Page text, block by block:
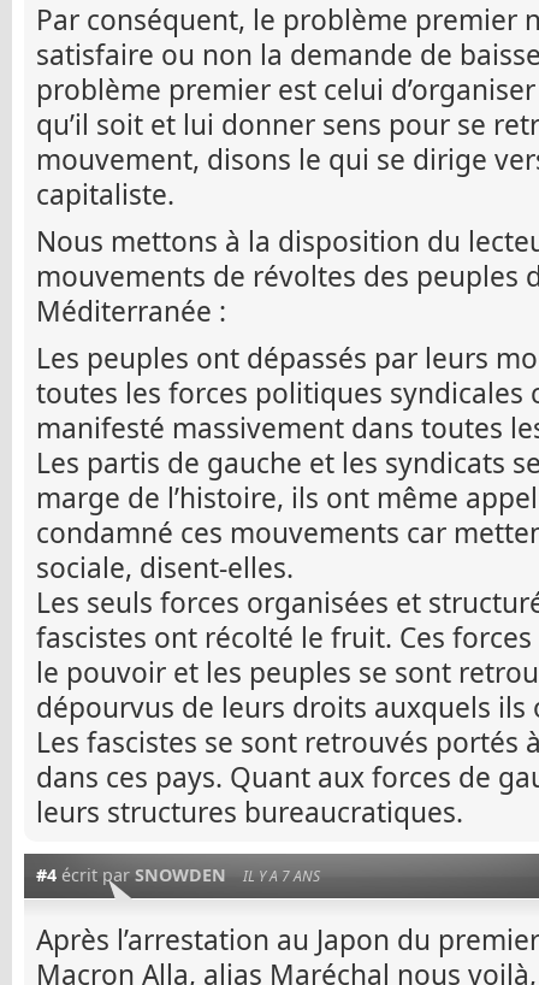
Par conséquent, le problème premier
satisfaire ou non la demande de
problème premier est celui
qu’il soit et lui donner sens pour se
mouvement, disons le qui se dirige
capitaliste.
Nous mettons à la disposition du
mouvements de révoltes des peuples
Méditerranée :
Les peuples ont dépassés par leurs
toutes les forces politiques syndicales
manifesté massivement dans toutes
Les partis de gauche et les syndicats
marge de l’histoire, ils ont même
condamné ces mouvements car
sociale, disent-elles.
Les seuls forces organisées et
fascistes ont récolté le fruit. Ces
le pouvoir et les peuples se sont
dépourvus de leurs droits auxquels
Les fascistes se sont retrouvés portés
dans ces pays. Quant aux forces de
leurs structures bureaucratiques.
#4 écrit par SNOWDEN IL Y A 7 ANS
Après l’arrestation au Japon du
Macron Alla, alias Maréchal nous